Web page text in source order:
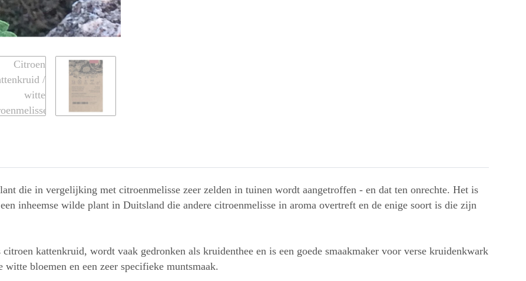
die in vergelijking met citroenmelisse zeer zelden in tuinen wordt aangetroffen - en dat ten onrechte. Het is
inheemse wilde plant in Duitsland die andere citroenmelisse in aroma overtreft en de enige soort is die zijn
kattenkruid, wordt vaak gedronken als kruidenthee en is een goede smaakmaker voor verse kruidenkwark
bloemen en een zeer specifieke muntsmaak.